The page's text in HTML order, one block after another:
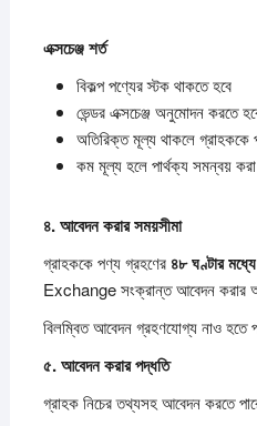
এক্সচেঞ্জশর্ত
বিকল্প পণ্যের স্টক থাকতে হবে
ভেন্ডর এক্সচেঞ্জ অনুমোদন করতে
অতিরিক্ত মূল্য থাকলে গ্রাহককে
কম মূল্য হলে পার্থক্য সমন্বয় করা
৪.আবেদনকরারসময়সীমা
গ্রাহককে পণ্য গ্রহণের ৪৮ঘণ্টারমধ্যে
Exchange সংক্রান্ত আবেদন করার
বিলম্বিত আবেদন গ্রহণযোগ্য নাও হতে
৫.আবেদনকরারপদ্ধতি
গ্রাহক নিচের তথ্যসহ আবেদন করতে